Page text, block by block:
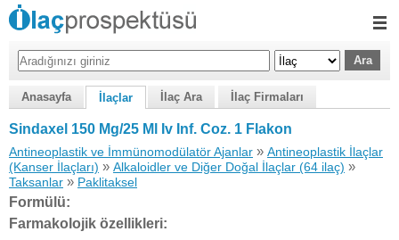
Anasayfa İlaçlar İlaç Ara İlaç Firmaları
Sindaxel 150 Mg/25 Ml Iv Inf. Coz. 1 Flakon
Antineoplastik ve İmmünomodülatör Ajanlar » Antineoplastik İlaçlar
(Kanser İlaçları) » Alkaloidler ve Diğer Doğal İlaçlar (64 ilaç) »
Taksanlar » Paklitaksel
Formülü:
Farmakolojik özellikleri: